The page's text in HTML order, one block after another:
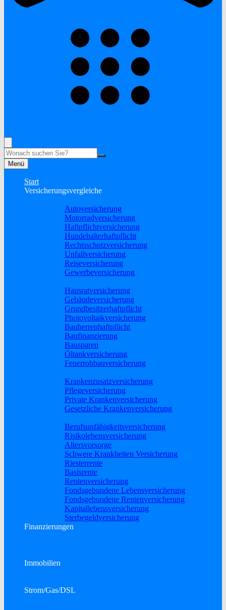
Suche
Menü
Start
Versicherungsvergleiche
Autoversicherung
Motorradversicherung
Haftpflichtversicherung
Hundehalterhaftpflicht
Rechtsschutzversicherung
Unfallversicherung
Reiseversicherung
Gewerbeversicherung
Hausratversicherung
Gebäudeversicherung
Grundbesitzerhaftpflicht
Photovoltaikversicherung
Bauherrenhaftpflicht
Baufinanzierung
Bausparen
Öltankversicherung
Feuerrohbauversicherung
Krankenzusatzversicherung
Pflegeversicherung
Private Krankenversicherung
Gesetzliche Krankenversicherung
Berufs­unfähigkeitsversicherung
Risikolebensversicherung
Altersvorsorge
Schwere Krankheiten Versicherung
Riesterrente
Basisrente
Rentenversicherung
Fondsgebundene Lebensversicherung
Fondsgebundene Rentenversicherung
Kapitallebensversicherung
Sterbegeldversicherung
Finanzierungen
Immobilien
Strom/Gas/DSL